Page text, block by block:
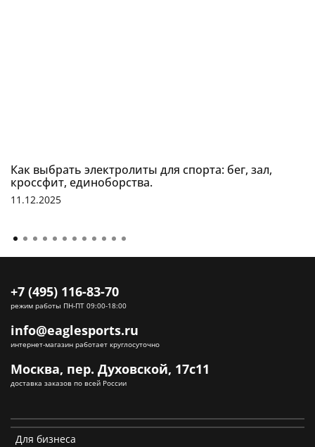
Как выбрать электролиты для спорта: бег, зал,
кроссфит, единоборства.
11.12.2025
Для бизнеса
+7 (495) 116-83-70
режим работы ПН-ПТ 09:00-18:00
info@eaglesports.ru
интернет-магазин работает круглосуточно
Москва, пер. Духовской, 17с11
доставка заказов по всей России